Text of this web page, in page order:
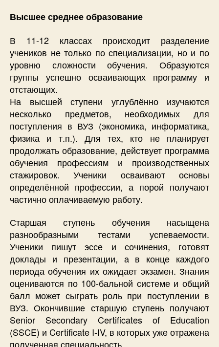
Высшее среднее образование
В 11-12 классах происходит разделение
учеников не только по специализации, но и по
уровню сложности обучения. Образуются
группы успешно осваивающих программу и
отстающих.
На высшей ступени углублённо изучаются
несколько предметов, необходимых для
поступления в ВУЗ (экономика, информатика,
физика и т.п.). Для тех, кто не планирует
продолжать образование, действует программа
обучения профессиям и производственных
стажировок. Ученики осваивают основы
определённой профессии, а порой получают
частично оплачиваемую работу.
Старшая ступень обучения насыщена
разнообразными тестами успеваемости.
Ученики пишут эссе и сочинения, готовят
доклады и презентации, а в конце каждого
периода обучения их ожидает экзамен. Знания
оцениваются по 100-бальной системе и общий
балл может сыграть роль при поступлении в
ВУЗ. Окончившие старшую ступень получают
Senior Secondary Certificates of Education
(SSCE) и Certificate I-IV, в которых уже отражена
полученная специальность.